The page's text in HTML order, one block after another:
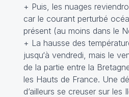
+ Puis, les nuages
car le courant perturbé
présent (au moins dans le
+ La hausse des
jusqu‘à vendredi, mais le
de la partie entre la
les Hauts de France. Une
d’ailleurs se creuser sur les